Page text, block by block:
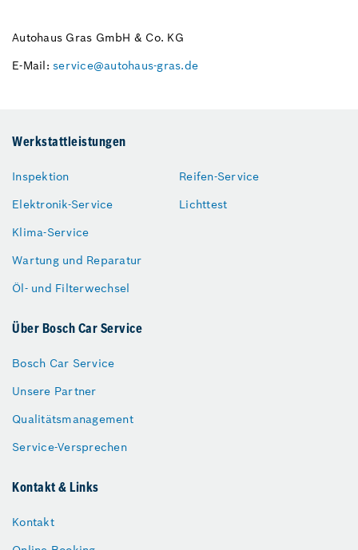
Autohaus Gras GmbH & Co. KG
E-Mail: service@autohaus-gras.de
Werkstattleistungen
Inspektion
Elektronik-Service
Klima-Service
Wartung und Reparatur
Öl- und Filterwechsel
Reifen-Service
Lichttest
Über Bosch Car Service
Bosch Car Service
Unsere Partner
Qualitätsmanagement
Service-Versprechen
Kontakt & Links
Kontakt